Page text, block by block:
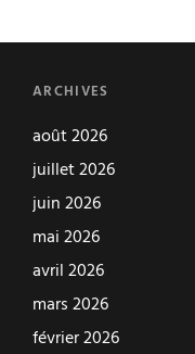
ARCHIVES
août 2026
juillet 2026
juin 2026
mai 2026
avril 2026
mars 2026
février 2026